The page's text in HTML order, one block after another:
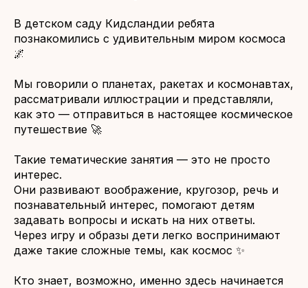
В детском саду Кидсландии ребята
познакомились с удивительным миром космоса
🌌
Мы говорили о планетах, ракетах и космонавтах,
рассматривали иллюстрации и представляли,
как это — отправиться в настоящее космическое
путешествие 🚀
Такие тематические занятия — это не просто
интерес.
Они развивают воображение, кругозор, речь и
познавательный интерес, помогают детям
задавать вопросы и искать на них ответы.
Через игру и образы дети легко воспринимают
даже такие сложные темы, как космос ✨
Кто знает, возможно, именно здесь начинается